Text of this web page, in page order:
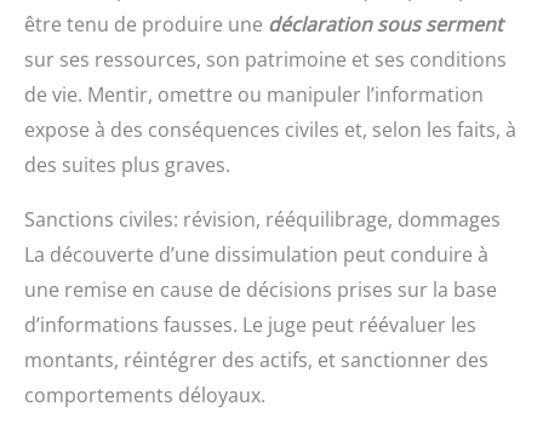
être tenu de produire une déclaration sous serment
sur ses ressources, son patrimoine et ses conditions
de vie. Mentir, omettre ou manipuler l’information
expose à des conséquences civiles et, selon les faits, à
des suites plus graves.
Sanctions civiles: révision, rééquilibrage, dommages
La découverte d’une dissimulation peut conduire à
une remise en cause de décisions prises sur la base
d’informations fausses. Le juge peut réévaluer les
montants, réintégrer des actifs, et sanctionner des
comportements déloyaux.